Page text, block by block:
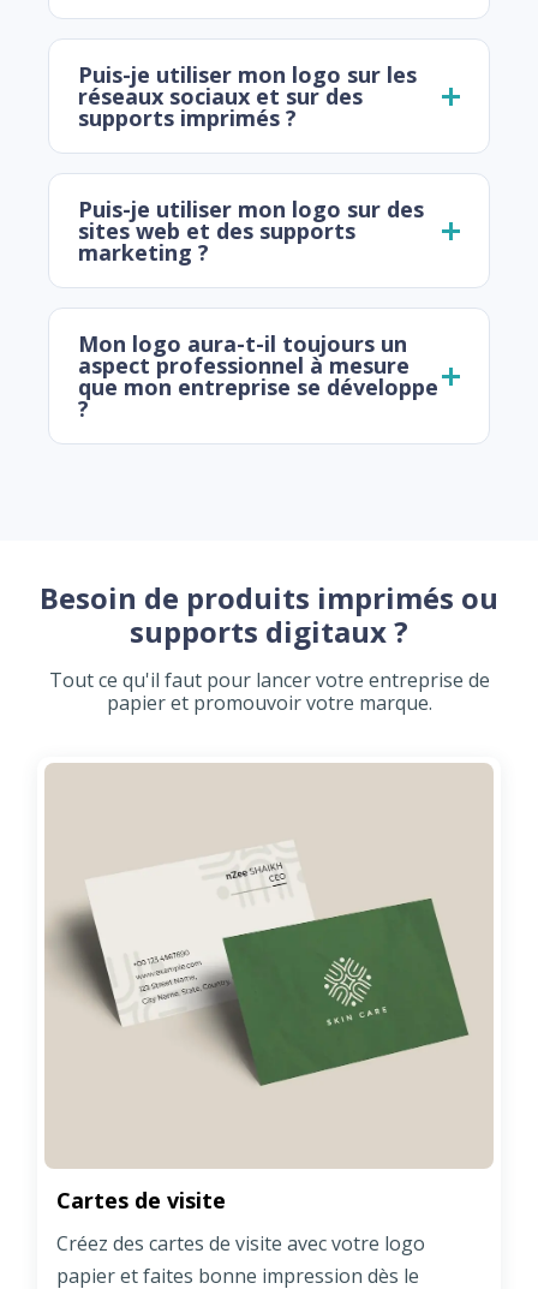
Puis-je utiliser mon logo sur les
réseaux sociaux et sur des
supports imprimés ?
Puis-je utiliser mon logo sur des
sites web et des supports
marketing ?
Mon logo aura-t-il toujours un
aspect professionnel à mesure
que mon entreprise se développe
?
Besoin de produits imprimés ou
supports digitaux ?
Tout ce qu'il faut pour lancer votre entreprise de
papier et promouvoir votre marque.
Cartes de visite
Créez des cartes de visite avec votre logo
papier et faites bonne impression dès le